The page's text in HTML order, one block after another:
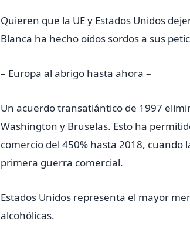
Quieren que la UE y Estados Unidos
Blanca ha hecho oídos sordos a sus
– Europa al abrigo hasta ahora –
Un acuerdo transatlántico de 1997
Washington y Bruselas. Esto ha
comercio del 450% hasta 2018,
primera guerra comercial.
Estados Unidos representa el mayor
alcohólicas.